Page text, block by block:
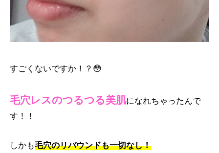
すごくないですか！？😳
毛穴レスのつるつる美肌になれちゃったんで
す！！
しかも毛穴のリバウンドも一切なし！